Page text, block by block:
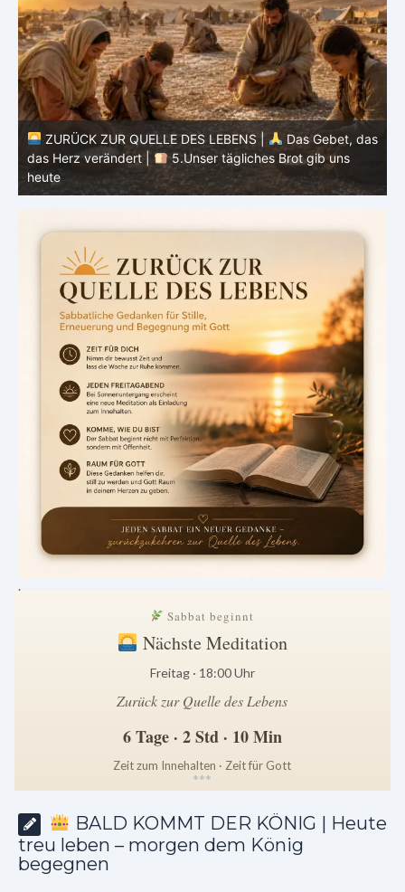
ZURÜCK ZUR QUELLE DES LEBENS |
Das Gebet, das
das Herz verändert |
4.Dein Wille geschehe
.
Sabbat beginnt
Nächste Meditation
Freitag · 18:00 Uhr
Zurück zur Quelle des Lebens
6 Tage · 2 Std · 10 Min
Zeit zum Innehalten · Zeit für Gott
***
BALD KOMMT DER KÖNIG | Heute
treu leben – morgen dem König
begegnen